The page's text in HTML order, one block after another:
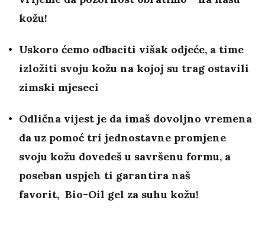
kožu!
Uskoro ćemo odbaciti višak odjeće, a time
izložiti svoju kožu na kojoj su trag ostavili
zimski mjeseci
Odlična vijest je da imaš dovoljno vremena
da uz pomoć tri jednostavne promjene
svoju kožu dovedeš u savršenu formu, a
poseban uspjeh ti garantira naš
favorit, Bio-Oil gel za suhu kožu!